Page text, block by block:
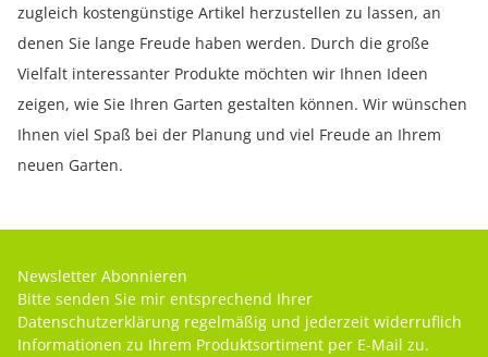
zugleich kostengünstige Artikel herzustellen zu lassen, an
denen Sie lange Freude haben werden. Durch die große
Vielfalt interessanter Produkte möchten wir Ihnen Ideen
zeigen, wie Sie Ihren Garten gestalten können. Wir wünschen
Ihnen viel Spaß bei der Planung und viel Freude an Ihrem
neuen Garten.
Newsletter Abonnieren
Bitte senden Sie mir entsprechend Ihrer
Datenschutzerklärung regelmäßig und jederzeit widerruflich
Informationen zu Ihrem Produktsortiment per E-Mail zu.